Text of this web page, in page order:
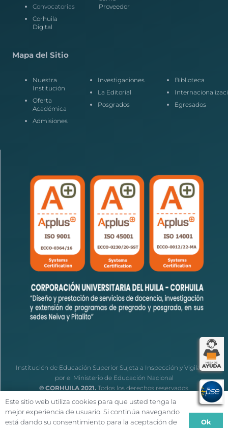
Convocatorias
Corhuila
Digital
Proveedor
Mapa del Sitio
Nuestra
Institución
Oferta
Académica
Admisiones
Investigaciones
La Editorial
Posgrados
Biblioteca
Egresados
Institución de Educación Superior Sujeta a Inspección y Vigilancia
por el Ministerio de Educación Nacional
© CORHUILA 2021. Todos los derechos reservados.
Este sitio web utiliza cookies para que usted tenga la
mejor experiencia de usuario. Si continúa navegando
está dando su consentimiento para la aceptación de
Ok